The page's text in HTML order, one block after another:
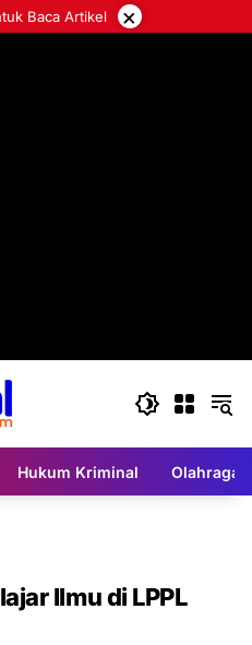
Baca Artikel ×
Hukum Kriminal Olahraga
Ilmu di LPPL